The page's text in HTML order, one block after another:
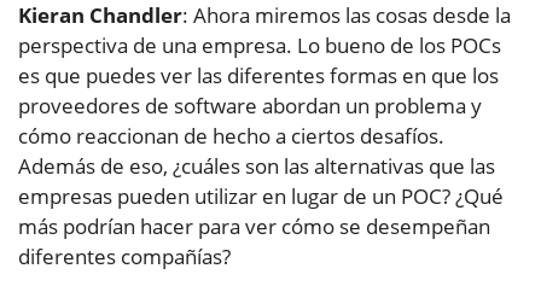
Kieran Chandler: Ahora miremos las cosas desde la
perspectiva de una empresa. Lo bueno de los POCs
es que puedes ver las diferentes formas en que los
proveedores de software abordan un problema y
cómo reaccionan de hecho a ciertos desafíos.
Además de eso, ¿cuáles son las alternativas que las
empresas pueden utilizar en lugar de un POC? ¿Qué
más podrían hacer para ver cómo se desempeñan
diferentes compañías?